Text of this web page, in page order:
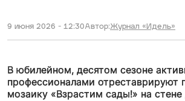
9 июня 2026 - 12:30Автор:Журнал «Идель»
В юбилейном, десятом сезоне
профессионалами отреставрируют
мозаику «Взрастим сады!» на